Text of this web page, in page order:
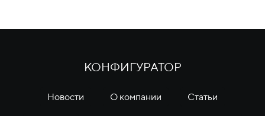
КОНФИГУРАТОР
Новости О компании Статьи